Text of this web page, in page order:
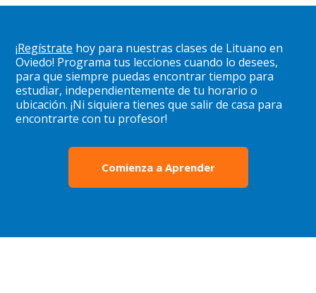
¡Regístrate hoy para nuestras clases de Lituano en
Oviedo! Programa tus lecciones cuando lo desees,
para que siempre puedas encontrar tiempo para
estudiar, independientemente de tu horario o
ubicación. ¡Ni siquiera tienes que salir de casa para
encontrarte con tu profesor!
Comienza a Aprender